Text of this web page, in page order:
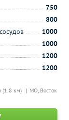
(1.8 км) МО, Восток
750
800
1000
1000
1200
1200